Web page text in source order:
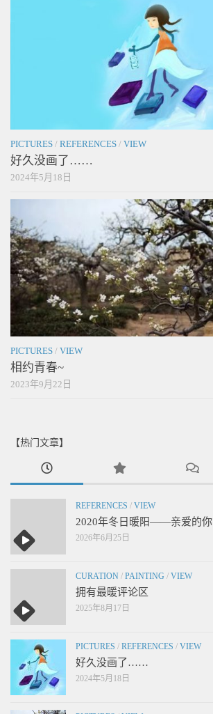
PICTURES / REFERENCES / VIEW
好久没画了……
2024年5月18日
PICTURES / VIEW
相约青春~
2023年9月22日
【热门文章】
REFERENCES / VIEW
2020年冬日暖阳——亲爱的你
2026年6月25日
CURATION / PAINTING / VIEW
拥有最暖评论区
2025年8月17日
PICTURES / REFERENCES / VIEW
好久没画了……
2024年5月18日